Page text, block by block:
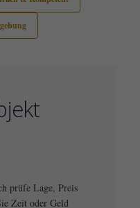
prüfe Lage, Preis
Zeit oder Geld